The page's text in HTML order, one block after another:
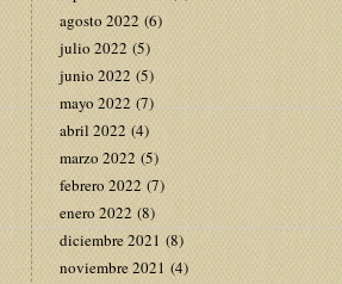
agosto 2022 (6)
julio 2022 (5)
junio 2022 (5)
mayo 2022(7)
abril 2022 (4)
marzo 2022 (5)
febrero 2022 (7)
enero 2022 (8)
diciembre 2021 (8)
noviembre 2021 (4)